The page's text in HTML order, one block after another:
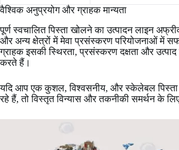
वैश्विक अनुप्रयोग और ग्राहक मान्यता
पूर्ण स्वचालित पिस्ता खोलने का उत्पादन लाइन
और अन्य क्षेत्रों में मेवा प्रसंस्करण परियोजनाओं में
ग्राहक इसकी स्थिरता, प्रसंस्करण दक्षता और
करते हैं।
यदि आप एक कुशल, विश्वसनीय, और स्केलेबल
रहे हैं, तो विस्तृत विन्यास और तकनीकी समर्थन के